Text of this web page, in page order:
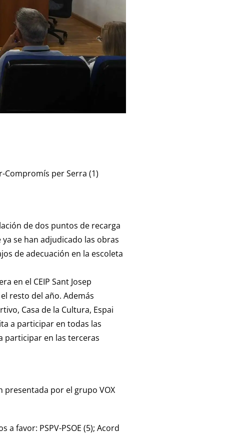
Compromís per Serra (1)
de dos puntos de recarga
se han adjudicado las obras
de adecuación en la escoleta
en el CEIP Sant Josep
resto del año. Además
Casa de la Cultura, Espai
a participar en todas las
participar en las terceras
por el grupo VOX
favor: PSPV-PSOE (5); Acord